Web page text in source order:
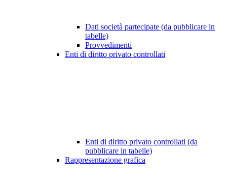
Dati società partecipate (da pubblicare in
tabelle)
Provvedimenti
Enti di diritto privato controllati
Enti di diritto privato controllati (da
pubblicare in tabelle)
Rappresentazione grafica